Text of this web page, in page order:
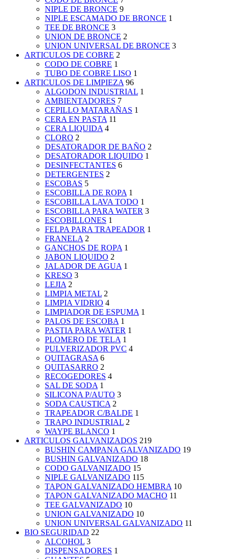
NIPLE DE BRONCE 9
NIPLE ESCAMADO DE BRONCE 1
TEE DE BRONCE 3
UNION DE BRONCE 2
UNION UNIVERSAL DE BRONCE 3
ARTICULOS DE COBRE 2
CODO DE COBRE 1
TUBO DE COBRE LISO 1
ARTICULOS DE LIMPIEZA 96
ALGODON INDUSTRIAL 1
AMBIENTADORES 7
CEPILLO MATARAÑAS 1
CERA EN PASTA 11
CERA LIQUIDA 4
CLORO 2
DESATORADOR DE BAÑO 2
DESATORADOR LIQUIDO 1
DESINFECTANTES 6
DETERGENTES 2
ESCOBAS 5
ESCOBILLA DE ROPA 1
ESCOBILLA LAVA TODO 1
ESCOBILLA PARA WATER 3
ESCOBILLONES 1
FELPA PARA TRAPEADOR 1
FRANELA 2
GANCHOS DE ROPA 1
JABON LIQUIDO 2
JALADOR DE AGUA 1
KRESO 3
LEJIA 2
LIMPIA METAL 2
LIMPIA VIDRIO 4
LIMPIADOR DE ESPUMA 1
PALOS DE ESCOBA 1
PASTIA PARA WATER 1
PLOMERO DE TELA 1
PULVERIZADOR PVC 4
QUITAGRASA 6
QUITASARRO 2
RECOGEDORES 4
SAL DE SODA 1
SILICONA P/AUTO 3
SODA CAUSTICA 2
TRAPEADOR C/BALDE 1
TRAPO INDUSTRIAL 2
WAYPE BLANCO 1
ARTICULOS GALVANIZADOS 219
BUSHIN CAMPANA GALVANIZADO 19
BUSHIN GALVANIZADO 18
CODO GALVANIZADO 15
NIPLE GALVANIZADO 115
TAPON GALVANIZADO HEMBRA 10
TAPON GALVANIZADO MACHO 11
TEE GALVANIZADO 10
UNION GALVANIZADO 10
UNION UNIVERSAL GALVANIZADO 11
BIO SEGURIDAD 22
ALCOHOL 3
DISPENSADORES 1